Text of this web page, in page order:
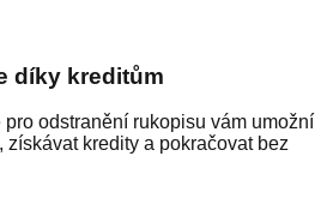
díky kreditům
odstranění rukopisu vám umožní
získávat kredity a pokračovat bez